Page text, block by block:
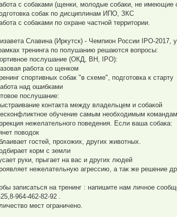
с собаками (щенки, молодые собаки, не
собак по дисциплинам ИПО, ЗКС
с собаками по охране частной территории.
Славина (Иркутск) - Чемпион России IPO-2017,
тренинга по полушанию решаются вопросы:
послушание (ОКД, BH, IPO):
работа со щенком
спортивных собак "в схеме", подготовка к старту
над ошибками
послушание:
контакта между владельцем и собакой
обучение самым необходимым командам
нежелательного поведения. Если ваша собака:
поводок
гостей, прохожих, других животных.
корм с земли
руки, прыгает на вас и других людей
нежелательную агрессию, а так же решение
записаться на тренинг : напишите нам личное
964-462-82-92 .
мест ограничено.